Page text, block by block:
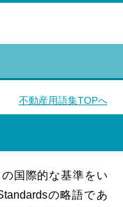
不動産用語集TOPへ
国際的な基準をい
の略語であ